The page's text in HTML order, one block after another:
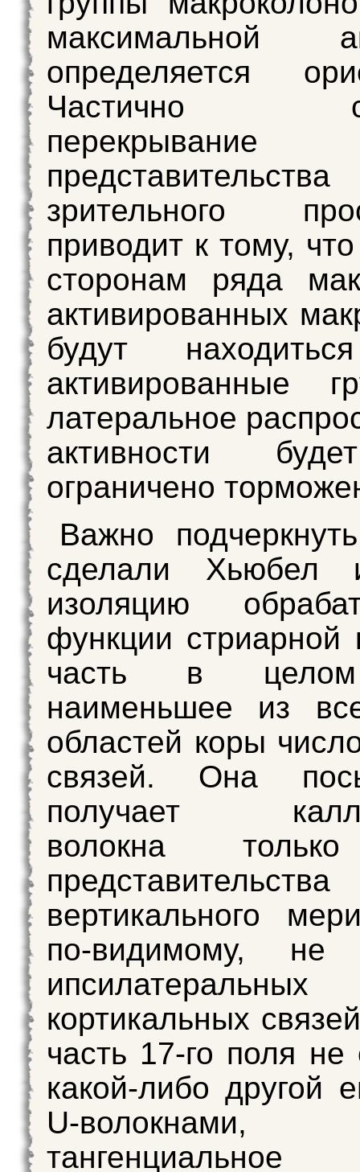
максимальной
определяется
Частично
перекрывание
представительства
зрительного
приводит к тому,
сторонам ряда
активированных
будут
активированные
латеральное
активности
ограничено
Важно
сделали Хьюбел
изоляцию
функции стриарной
часть в
наименьшее из
областей коры
связей. Она
получает
волокна
представительства
вертикального
по-видимому, не
ипсилатеральных
кортикальных
часть 17-го поля не
какой-либо другой
U-
тангенциальное